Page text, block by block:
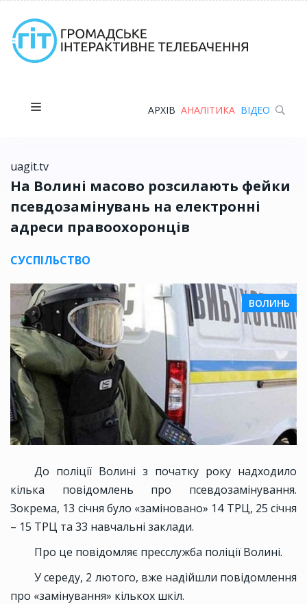
АРХІВ АНАЛІТИКА ВІДЕО
uagit.tv
На Волині масово розсилають фейки
псевдозамінувань на електронні
адреси правоохоронців
СУСПІЛЬСТВО
ВОЛИНЬ
До поліції Волині з початку року надходило
кілька повідомлень про псевдозамінування.
Зокрема, 13 січня було «заміновано» 14 ТРЦ, 25 січня
– 15 ТРЦ та 33 навчальні заклади.
Про це повідомляє пресслужба поліції Волині.
У середу, 2 лютого, вже надійшли повідомлення
про «замінування» кількох шкіл.